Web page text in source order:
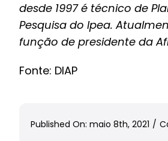
desde 1997 é técnico de
Pesquisa do Ipea.
função de presidente da
Fonte: DIAP
Published On: maio 8th, 2021 /